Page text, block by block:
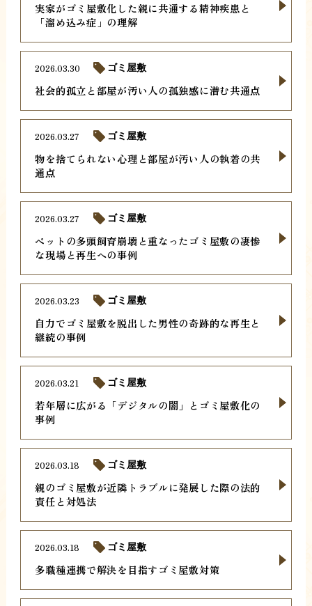
実家がゴミ屋敷化した親に共通する精神疾患と
「溜め込み症」の理解
社会的孤立と部屋が汚い人の孤独感に潜む共通点
2026.03.30 ゴミ屋敷
物を捨てられない心理と部屋が汚い人の執着の共
通点
2026.03.27 ゴミ屋敷
ペットの多頭飼育崩壊と重なったゴミ屋敷の凄惨
な現場と再生への事例
2026.03.27 ゴミ屋敷
自力でゴミ屋敷を脱出した男性の奇跡的な再生と
継続の事例
2026.03.23 ゴミ屋敷
若年層に広がる「デジタルの闇」とゴミ屋敷化の
事例
2026.03.21 ゴミ屋敷
親のゴミ屋敷が近隣トラブルに発展した際の法的
責任と対処法
2026.03.18 ゴミ屋敷
多職種連携で解決を目指すゴミ屋敷対策
2026.03.18 ゴミ屋敷